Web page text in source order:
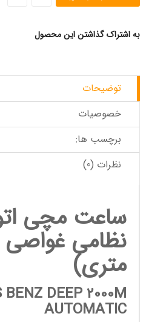
به اشتراک گذاشتن این محصول
توضیحات
خصوصیات
برچسب ها:
نظرات (0)
ساعت مچی
متری)
BENZ DEEP 2000M
AUTOMATIC